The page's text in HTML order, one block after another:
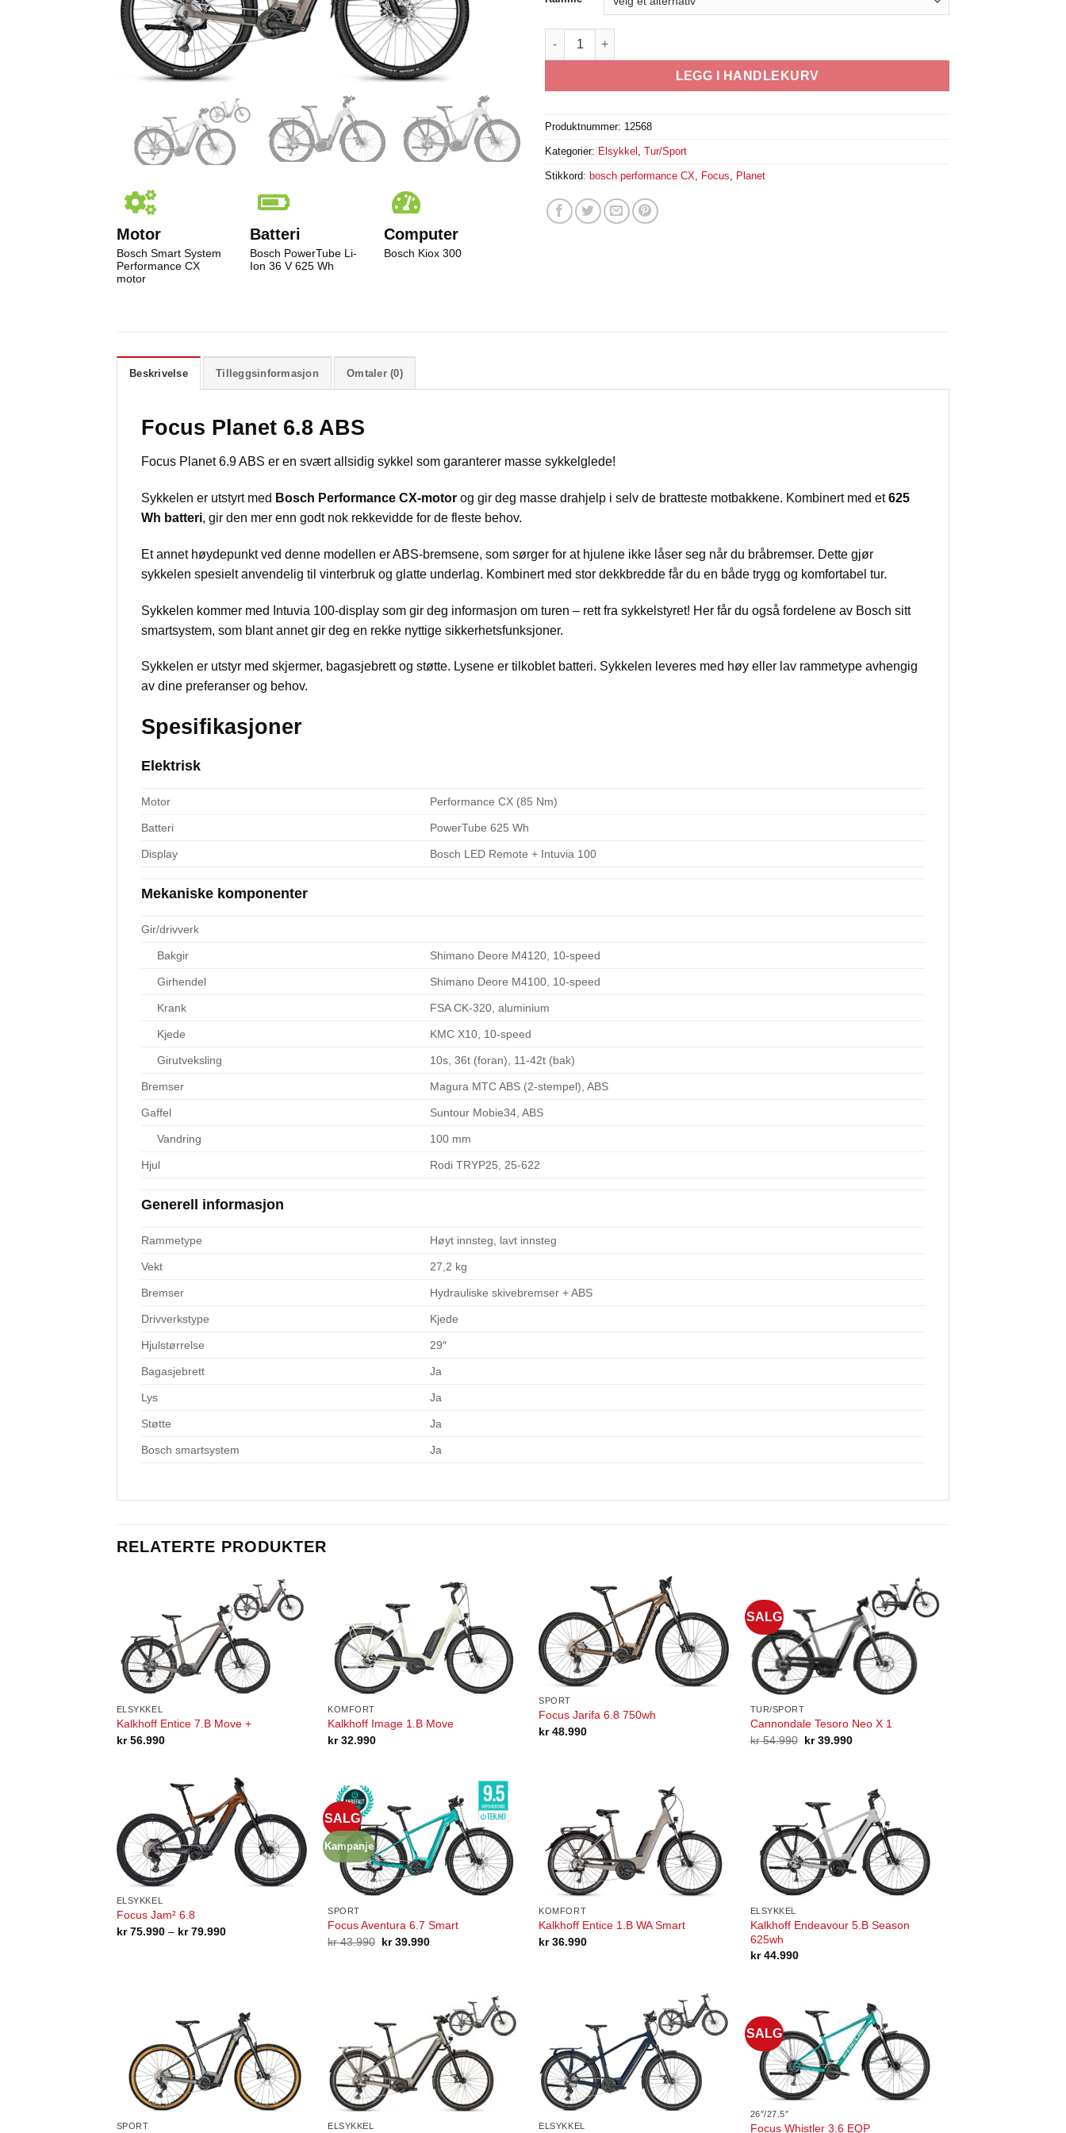
Motor
Bosch Smart System
Performance CX
motor
Batteri
Bosch PowerTube Li-
Ion 36 V 625 Wh
Computer
Bosch Kiox 300
Focus Planet 6.8 ABS antall
LEGG I HANDLEKURV
Produktnummer: 12568
Kategorier: Elsykkel Tur/Sport
Stikkord: bosch performance CX Focus Planet
Beskrivelse Tilleggsinformasjon Omtaler (0)
Focus Planet 6.8 ABS
Focus Planet 6.9 ABS er en svært allsidig sykkel som garanterer masse sykkelglede!
Sykkelen er utstyrt med Bosch Performance CX-motor og gir deg masse drahjelp i selv de bratteste motbakkene. Kombinert med et625
Wh batteri, gir den mer enn godt nok rekkevidde for de fleste behov.
Et annet høydepunkt ved denne modellen er ABS-bremsene, som sørger for at hjulene ikke låser seg når du bråbremser. Dette gjør
sykkelen spesielt anvendelig til vinterbruk og glatte underlag. Kombinert med stor dekkbredde får du en både trygg og komfortabel tur.
Sykkelen kommer med Intuvia 100-display som gir deg informasjon om turen – rett fra sykkelstyret! Her får du også fordelene av Bosch sitt
smartsystem, som blant annet gir deg en rekke nyttige sikkerhetsfunksjoner.
Sykkelen er utstyr med skjermer, bagasjebrett og støtte. Lysene er tilkoblet batteri. Sykkelen leveres med høy eller lav rammetype avhengig
av dine preferanser og behov.
Spesifikasjoner
Elektrisk
Motor Performance CX (85 Nm)
Batteri PowerTube 625 Wh
Display Bosch LED Remote + Intuvia 100
Mekaniske komponenter
Gir/drivverk
Bakgir Shimano Deore M4120, 10-speed
Girhendel Shimano Deore M4100, 10-speed
Krank FSA CK-320, aluminium
Kjede KMC X10, 10-speed
Girutveksling 10s, 36t (foran), 11-42t (bak)
Bremser Magura MTC ABS (2-stempel), ABS
Gaffel Suntour Mobie34, ABS
Vandring 100 mm
Hjul Rodi TRYP25, 25-622
Generell informasjon
Rammetype Høyt innsteg, lavt innsteg
Vekt 27,2 kg
Bremser Hydrauliske skivebremser + ABS
Drivverkstype Kjede
Hjulstørrelse 29″
Bagasjebrett Ja
Lys Ja
Støtte Ja
Bosch smartsystem Ja
RELATERTE PRODUKTER
ELSYKKEL
Kalkhoff Entice 7.B Move +
kr56.990
KOMFORT
Kalkhoff Image 1.B Move
kr32.990
SPORT
Focus Jarifa 6.8 750wh
kr48.990
SALG
TUR/SPORT
Cannondale Tesoro Neo X 1
kr54.990 Opprinnelig
kr39.990Nåværende
ELSYKKEL
Focus Jam² 6.8
kr75.990 – kr79.990Prisområde:
SALG
Kampanje
SPORT
Focus Aventura 6.7 Smart
kr43.990 Opprinnelig
kr39.990Nåværende
KOMFORT
Kalkhoff Entice 1.B WA Smart
kr36.990
ELSYKKEL
Kalkhoff Endeavour 5.B Season
625wh
kr44.990
SPORT ELSYKKEL ELSYKKEL
SALG
26″/27.5″
Focus Whistler 3.6 EQP